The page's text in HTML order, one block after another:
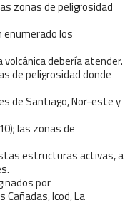
zonas de peligrosidad
enumerado los
debería atender.
de peligrosidad donde
de Santiago, Nor-este y
las zonas de
estructuras activas, a
por
Icod, La